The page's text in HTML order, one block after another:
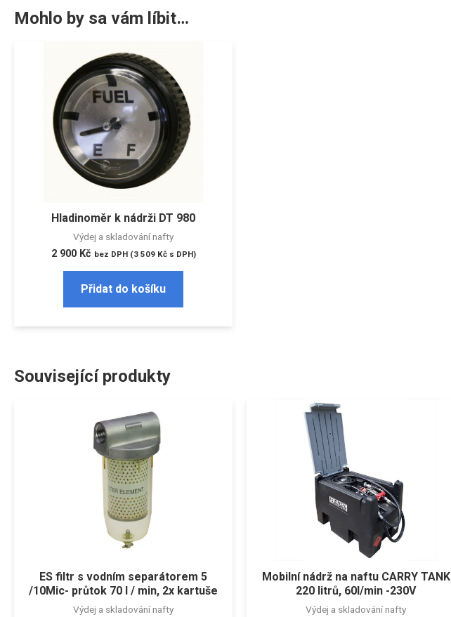
Mohlo by sa vám líbit…
Hladinoměr k nádrži DT 980
Výdej a skladování nafty
2 900 Kč bez DPH (3 509 Kčs DPH)
Přidat do košíku
Související produkty
ES filtr s vodním separátorem 5
/10Mic- průtok 70 l / min, 2x kartuše
Výdej a skladování nafty
Mobilní nádrž na naftu CARRY TANK
220 litrů, 60l/min -230V
Výdej a skladování nafty